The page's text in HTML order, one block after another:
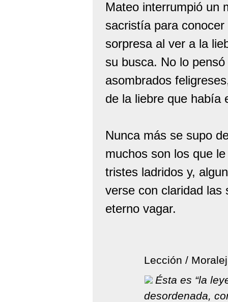
Mateo interrumpió un
sacristía para
sorpresa al ver a la
su busca. No lo
asombrados
de la liebre que había
Nunca más se supo
muchos son los que
tristes ladridos y,
verse con claridad las
eterno vagar.
Lección /
Ésta es “la
desordenada,